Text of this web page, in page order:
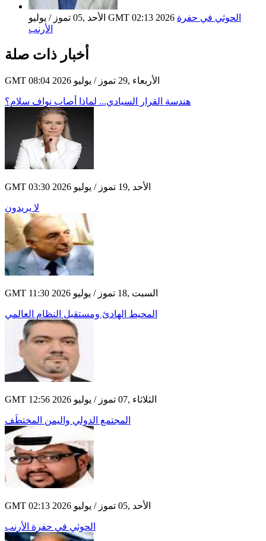
الأحد ,05 تموز / يوليو GMT 02:13 2026 الحوثي في حفرة
الأرنب
أخبار ذات صلة
GMT 08:04 2026 الأربعاء ,29 تموز / يوليو
هندسة القرار السيادي... لماذا أصاب نواف سلام؟
GMT 03:30 2026 الأحد ,19 تموز / يوليو
لا يريدون
GMT 11:30 2026 السبت ,18 تموز / يوليو
المحيط الهادئ ومستقبل النظام العالمي
GMT 12:56 2026 الثلاثاء ,07 تموز / يوليو
المجتمع الدولي واليمن المختطَف
GMT 02:13 2026 الأحد ,05 تموز / يوليو
الحوثي في حفرة الأرنب